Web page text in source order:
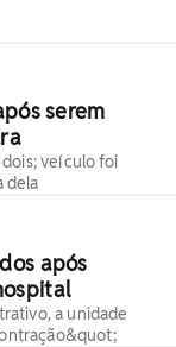
serem
veículo foi
dela
após
a unidade